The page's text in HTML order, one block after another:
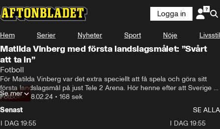
Logga in
Hem Serier Nyheter Sport Nöje Livsstil
Matilda Vinberg med första landslagsmålet: ”Svårt
att ta in”
Fotboll
För Matilda Vinberg var det extra speciellt att få spela och göra sitt
första landslagsmål på just Tele 2 Arena. Hör henne efter att Sverige
kvalat sig kvar i Nations Leagues A-division.
Fotboll•28.02.24 • 168 sek
Se mer
Senast
SE ALLA
I DAG 19:55 I DAG 19:55